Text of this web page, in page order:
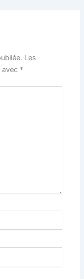
Les
*